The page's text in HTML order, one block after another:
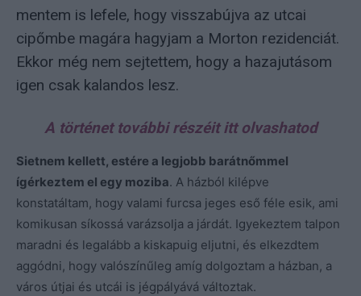
mentem is lefele, hogy visszabújva az utcai
cipőmbe magára hagyjam a Morton rezidenciát.
Ekkor még nem sejtettem, hogy a hazajutásom
igen csak kalandos lesz.
A történet további részéit itt olvashatod
Sietnem kellett, estére a legjobb barátnőmmel
ígérkeztem el egy moziba. A házból kilépve
konstatáltam, hogy valami furcsa jeges eső féle esik, ami
komikusan síkossá varázsolja a járdát. Igyekeztem talpon
maradni és legalább a kiskapuig eljutni, és elkezdtem
aggódni, hogy valószínűleg amíg dolgoztam a házban, a
város útjai és utcái is jégpályává változtak.